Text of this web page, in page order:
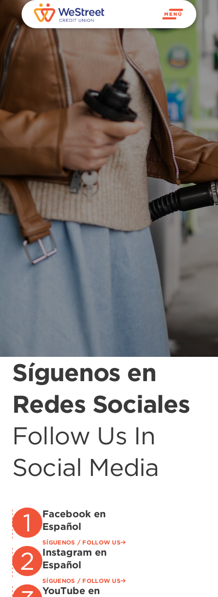
Llena Tu
Tanque
Síguenos en
Redes Sociales
Follow Us In
Social Media
Facebook en
Español
SÍGUENOS / FOLLOW US
Instagram en
Español
SÍGUENOS / FOLLOW US
YouTube en